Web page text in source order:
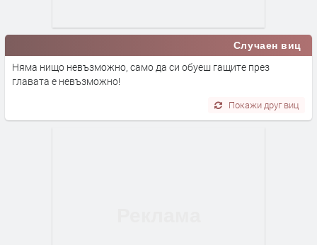
Случаен виц
Няма нищо невъзможно, само да си обуеш гащите през
главата е невъзможно!
Покажи друг виц